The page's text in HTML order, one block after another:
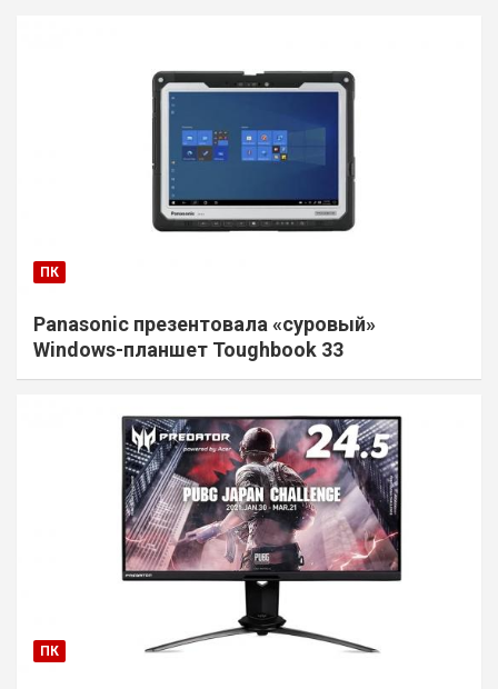
ПК
Panasonic презентовала «суровый»
Windows-планшет Toughbook 33
ПК